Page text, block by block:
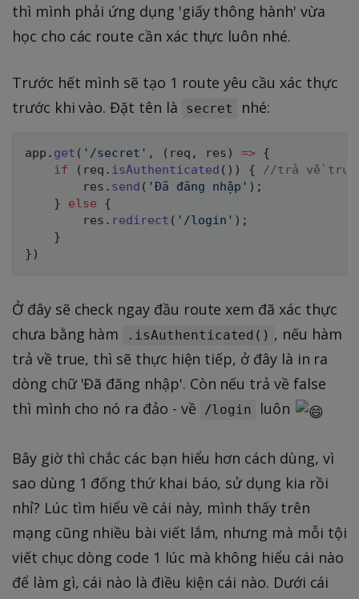
thì mình phải ứng dụng 'giấy thông hành' vừa
học cho các route cần xác thực luôn nhé.
Trước hết mình sẽ tạo 1 route yêu cầu xác thực
trước khi vào. Đặt tên là
secret nhé:
app . get ( '/secret' , ( req , res ) => {
if
( req . isAuthenticated ( ) ) {
//trả về true
        res
. send ( 'Đã đăng nhập' ) ;
}
else
{
        res
. redirect ( '/login' ) ;
}
} )
Ở đây sẽ check ngay đầu route xem đã xác thực
chưa bằng hàm
.isAuthenticated() , nếu hàm
trả về true, thì sẽ thực hiện tiếp, ở đây là in ra
dòng chữ 'Đã đăng nhập'. Còn nếu trả về false
thì mình cho nó ra đảo - về
/login luôn
Bây giờ thì chắc các bạn hiểu hơn cách dùng, vì
sao dùng 1 đống thứ khai báo, sử dụng kia rồi
nhỉ? Lúc tìm hiểu về cái này, mình thấy trên
mạng cũng nhiều bài viết lắm, nhưng mà mỗi tội
viết chục dòng code 1 lúc mà không hiểu cái nào
để làm gì, cái nào là điều kiện cái nào. Dưới cái